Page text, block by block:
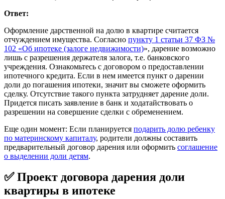
Ответ:
Оформление дарственной на долю в квартире считается
отчуждением имущества. Согласно пункту 1 статьи 37 ФЗ №
102 «Об ипотеке (залоге недвижимости)», дарение возможно
лишь с разрешения держателя залога, т.е. банковского
учреждения. Ознакомьтесь с договором о предоставлении
ипотечного кредита. Если в нем имеется пункт о дарении
доли до погашения ипотеки, значит вы сможете оформить
сделку. Отсутствие такого пункта затрудняет дарение доли.
Придется писать заявление в банк и ходатайствовать о
разрешении на совершение сделки с обременением.
Еще один момент: Если планируется подарить долю ребенку
по материнскому капиталу, родители должны составить
предварительный договор дарения или оформить соглашение
о выделении доли детям.
✅ Проект договора дарения доли
квартиры в ипотеке